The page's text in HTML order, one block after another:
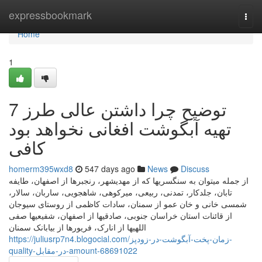
expressbookmark
Home
Home
1
7 توضیح چرا داشتن عالی طرز
تهیه آبگوشت افغانی نخواهد بود
کافی
homerm395wxd8 547 days ago News
Discuss
از جمله میتوان به سنگسریها که از مهدیشهر، رنجبرها از اصفهان، طایفه
تابان، جلدکار، تمدنی، ربیعی، میرکوهی، شاهجویی، ساربان، سالار،
شمسی خانی و خان عمو از سمنان، سادات کاظمی از روستای سیوجان
از قائنات استان خراسان جنوبی، صادقیها از اصفهان، شفیعیها صفی
اللهیها از انارک، فریورها از بیابانک سمنان
https://juliusrp7n4.blogocial.com/زمان-پخت-آبگوشت-در-زودپز-
quality-در-مقابل-amount-68691022